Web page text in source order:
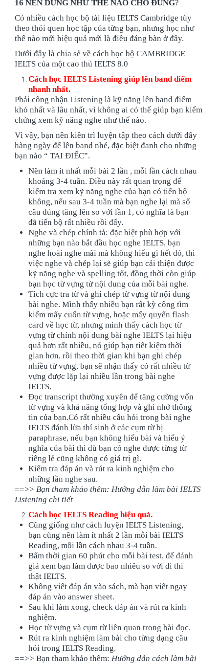
16 NÊN DÙNG NHƯ THẾ NÀO CHO ĐÚNG?
Có nhiều cách học bộ tài liệu IELTS Cambridge tùy
theo thói quen học tập của từng bạn, nhưng học như
thế nào mới hiệu quả mới là điều đáng bàn ở đây.
Dưới đây là chia sẻ về cách học bộ CAMBRIDGE
IELTS của một cao thủ IELTS 8.0
Cách học IELTS Listening giúp lên band điểm
nhanh nhất.
Phải công nhận Listening là kỹ năng lên band điểm
khó nhất và lâu nhất, vì không ai có thể giúp bạn kiểm
chứng xem kỹ năng nghe như thế nào.
Vì vậy, bạn nên kiên trì luyện tập theo cách dưới đây
hàng ngày để lên band nhé, đặc biệt đanh cho những
bạn nào “ TAI ĐIẾC”.
Nên làm ít nhất mỗi bài 2 lần , mỗi lần cách nhau
khoảng 3-4 tuần. Điều này rất quan trọng để
kiểm tra xem kỹ năng nghe của bạn có tiến bộ
không, nếu sau 3-4 tuần mà bạn nghe lại mà số
câu đúng tăng lên so với lần 1, có nghĩa là bạn
đã tiến bộ rất nhiều rồi đấy.
Nghe và chép chính tả: đặc biệt phù hợp với
những bạn nào bắt đầu học nghe IELTS, bạn
nghe hoài nghe mãi mà không hiểu gì hết đó, thì
việc nghe và chép lại sẽ giúp bạn cải thiện được
kỹ năng nghe và spelling tốt, đồng thời còn giúp
bạn học từ vựng từ nội dung của mỗi bài nghe.
Tích cực tra từ và ghi chép từ vựng từ nội dung
bài nghe. Mình thấy nhiều bạn rất kỳ công tìm
kiếm mấy cuốn từ vựng, hoặc mấy quyển flash
card về học từ, nhưng mình thấy cách học từ
vựng từ chính nội dung bài nghe IELTS lại hiệu
quả hơn rất nhiều, nó giúp bạn tiết kiệm thời
gian hơn, rồi theo thời gian khi bạn ghi chép
nhiều từ vựng, bạn sẽ nhận thấy có rất nhiều từ
vựng được lặp lại nhiều lần trong bài nghe
IELTS.
Đọc transcript thường xuyên để tăng cường vốn
từ vựng và khả năng tổng hợp và ghi nhớ thông
tin của bạn.Có rất nhiều câu hỏi trong bài nghe
IELTS đánh lừa thí sinh ở các cụm từ bị
paraphrase, nếu bạn không hiểu bài và hiểu ý
nghĩa của bài thì dù bạn có nghe được từng từ
riêng lẻ cũng không có giá trị gì.
Kiểm tra đáp án và rút ra kinh nghiệm cho
những lần nghe sau.
==>> Bạn tham khảo thêm: Hướng dẫn làm bài IELTS
Listening chi tiết
Cách học IELTS Reading hiệu quả.
Cũng giống như cách luyện IELTS Listening,
bạn cũng nên làm ít nhất 2 lần mỗi bài IELTS
Reading, mỗi lần cách nhau 3-4 tuần.
Bấm thời gian 60 phút cho mỗi bài test, để đánh
giá xem bạn làm được bao nhiêu so với đi thi
thật IELTS.
Không viết đáp án vào sách, mà bạn viết ngay
đáp án vào answer sheet.
Sau khi làm xong, check đáp án và rút ra kinh
nghiệm.
Học từ vựng và cụm từ liên quan trong bài đọc.
Rút ra kinh nghiệm làm bài cho từng dạng câu
hỏi trong IELTS Reading.
==>> Bạn tham khảo thêm: Hướng dẫn cách làm bài